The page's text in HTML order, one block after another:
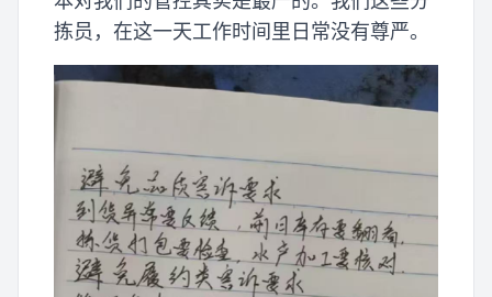
拣员，在这一天工作时间里日常没有尊严。